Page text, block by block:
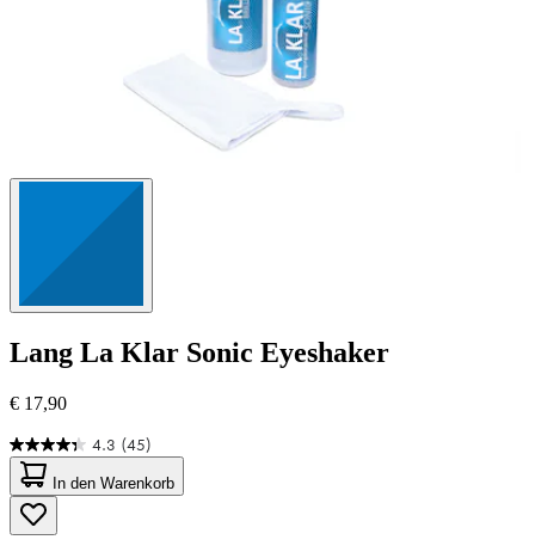
Lang La Klar Sonic Eyeshaker
€ 17,90
4.3 (45)
4.3
von
5
Sternen.
45
In den Warenkorb